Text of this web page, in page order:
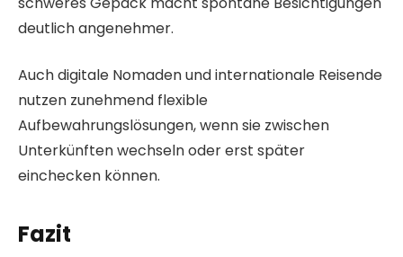
deutlich angenehmer.
Auch digitale Nomaden und internationale Reisende
nutzen zunehmend flexible
Aufbewahrungslösungen, wenn sie zwischen
Unterkünften wechseln oder erst später
einchecken können.
Fazit